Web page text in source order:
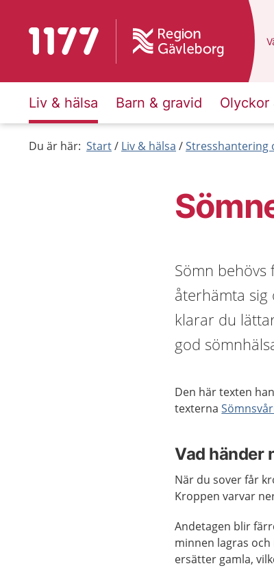
Till startsidan för 1177
Liv & hälsa Barn & gravid Olyckor
Du är här: Start Liv & hälsa Stresshantering
Sömn
återhämta
klarar du
god
Den här texten
texterna
Vad händer
När du sover får
Kroppen varvar
Andetagen blir
minnen lagras
ersätter gamla,